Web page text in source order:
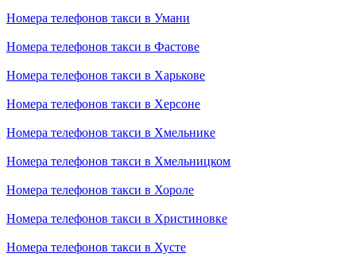
Номера телефонов такси в Умани
Номера телефонов такси в Фастове
Номера телефонов такси в Харькове
Номера телефонов такси в Херсоне
Номера телефонов такси в Хмельнике
Номера телефонов такси в Хмельницком
Номера телефонов такси в Хороле
Номера телефонов такси в Христиновке
Номера телефонов такси в Хусте